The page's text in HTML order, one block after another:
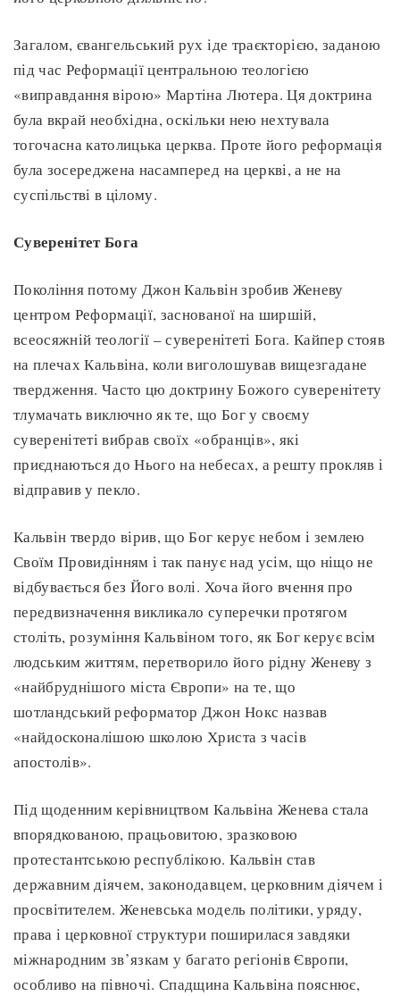
Загалом, євангельський рух іде траєкторією, заданою
під час Реформації центральною теологією
«виправдання вірою» Мартіна Лютера. Ця доктрина
була вкрай необхідна, оскільки нею нехтувала
тогочасна католицька церква. Проте його реформація
була зосереджена насамперед на церкві, а не на
суспільстві в цілому.
Суверенітет Бога
Покоління потому Джон Кальвін зробив Женеву
центром Реформації, заснованої на ширшій,
всеосяжній теології – суверенітеті Бога. Кайпер стояв
на плечах Кальвіна, коли виголошував вищезгадане
твердження. Часто цю доктрину Божого суверенітету
тлумачать виключно як те, що Бог у своєму
суверенітеті вибрав своїх «обранців», які
приєднаються до Нього на небесах, а решту прокляв і
відправив у пекло.
Кальвін твердо вірив, що Бог керує небом і землею
Своїм Провидінням і так панує над усім, що ніщо не
відбувається без Його волі. Хоча його вчення про
передвизначення викликало суперечки протягом
століть, розуміння Кальвіном того, як Бог керує всім
людським життям, перетворило його рідну Женеву з
«найбруднішого міста Європи» на те, що
шотландський реформатор Джон Нокс назвав
«найдосконалішою школою Христа з часів
апостолів».
Під щоденним керівництвом Кальвіна Женева стала
впорядкованою, працьовитою, зразковою
протестантською республікою. Кальвін став
державним діячем, законодавцем, церковним діячем і
просвітителем. Женевська модель політики, уряду,
права і церковної структури поширилася завдяки
міжнародним зв’язкам у багато регіонів Європи,
особливо на півночі. Спадщина Кальвіна пояснює,